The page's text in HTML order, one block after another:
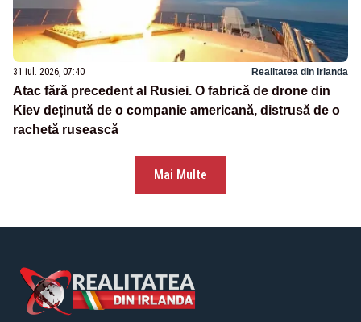
31 iul. 2026, 07:40 Realitatea din Irlanda
Atac fără precedent al Rusiei. O fabrică de drone din
Kiev deținută de o companie americană, distrusă de o
rachetă rusească
Mai Multe